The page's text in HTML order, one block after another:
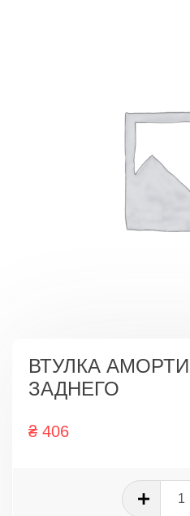
ВТУЛКА
ЗАДНЕГО
₴ 406